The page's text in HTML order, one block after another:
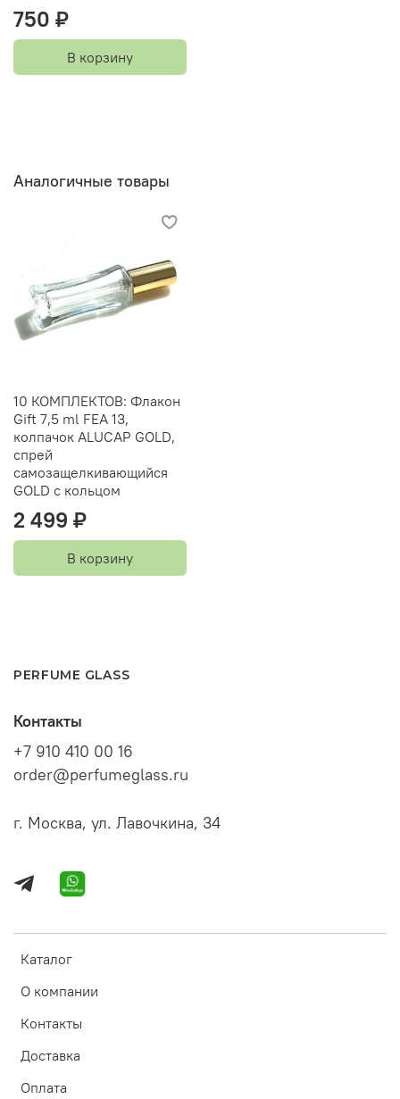
750 ₽
В корзину
Аналогичные товары
10 КОМПЛЕКТОВ: Флакон
Gift 7,5 ml FEA 13,
колпачок ALUCAP GOLD,
спрей
самозащелкивающийся
GOLD с кольцом
2 499 ₽
В корзину
PERFUME GLASS
Каталог
О компании
Контакты
Доставка
Оплата
Контакты
+7 910 410 00 16
order@perfumeglass.ru
г. Москва, ул. Лавочкина, 34